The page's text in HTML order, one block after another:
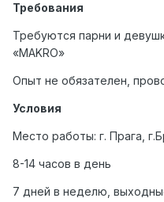
Требования
Требуются парни и
«MAKRO»
Опыт не обязателен,
Условия
Место работы: г. Прага,
8-14 часов в день
7 дней в неделю,